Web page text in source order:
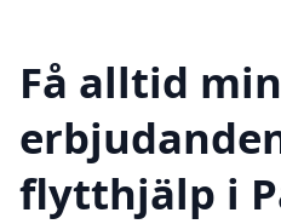
Få alltid
flytthjälp i